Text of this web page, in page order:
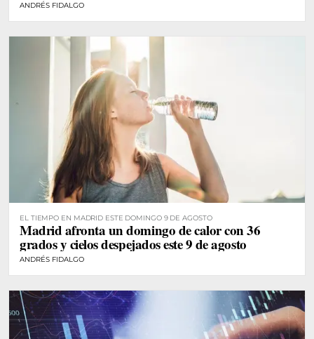
ANDRÉS FIDALGO
EL TIEMPO EN MADRID ESTE DOMINGO 9 DE AGOSTO
Madrid afronta un domingo de calor con 36
grados y cielos despejados este 9 de agosto
ANDRÉS FIDALGO